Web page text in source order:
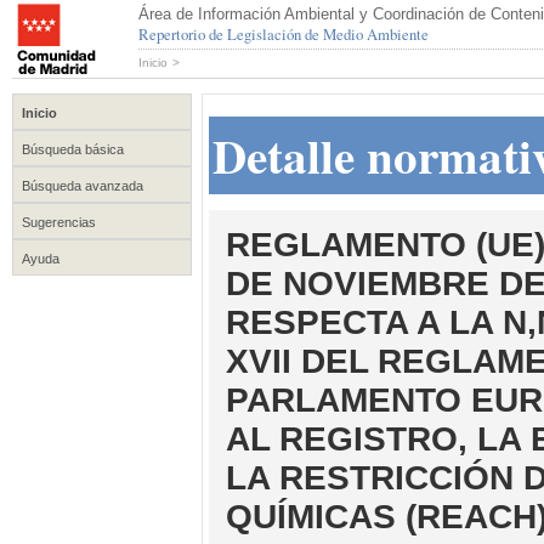
Área de Información Ambiental y Coordinación de
Repertorio de Legislación de Medio Ambiente
Inicio >
Inicio
Búsqueda básica
Búsqueda avanzada
Sugerencias
Ayuda
Detalle
REGLAMENTO
DE NOVIEMBRE
RESPECTA A LA
XVII DEL
PARLAMENTO
AL REGISTRO, LA
LA RESTRICCIÓN
QUÍMICAS